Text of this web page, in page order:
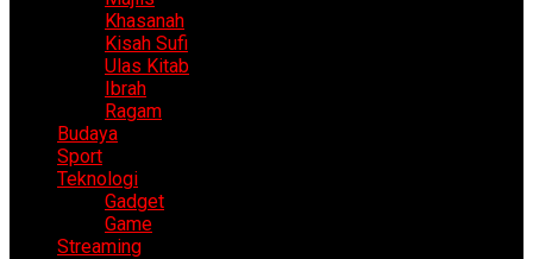
Khasanah
Kisah Sufi
Ulas Kitab
Ibrah
Ragam
Budaya
Sport
Teknologi
Gadget
Game
Streaming